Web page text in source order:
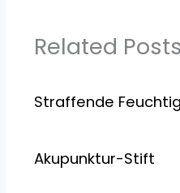
Related Posts
Straffende
Akupunktur-Stift